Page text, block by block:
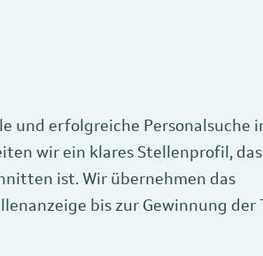
und erfolgreiche Personalsuche
wir ein klares Stellenprofil,
ist. Wir übernehmen das
bis zur Gewinnung der